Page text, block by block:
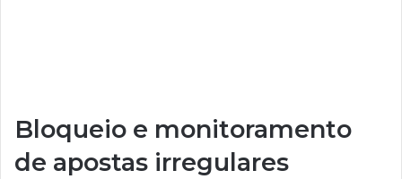
Bloqueio e monitoramento
de apostas irregulares